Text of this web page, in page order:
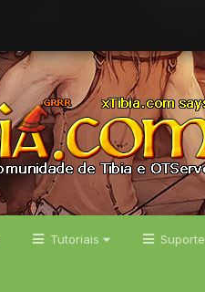
Tutoriais Suporte